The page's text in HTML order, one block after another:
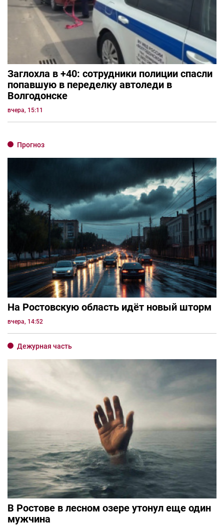
Заглохла в +40: сотрудники полиции спасли
попавшую в переделку автоледи в
Волгодонске
вчера, 15:11
Прогноз
На Ростовскую область идёт новый шторм
вчера, 14:52
Дежурная часть
В Ростове в лесном озере утонул еще один
мужчина